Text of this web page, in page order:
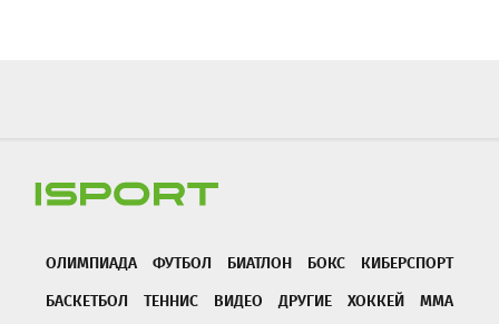
ОЛИМПИАДА ФУТБОЛ БИАТЛОН БОКС
КИБЕРСПОРТ
БАСКЕТБОЛ
ТЕННИС ВИДЕО ДРУГИЕ ХОККЕЙ
ММА